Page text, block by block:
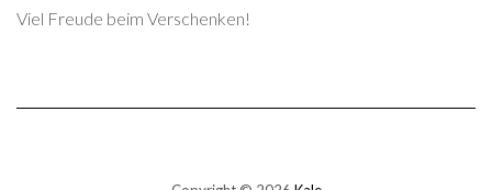
Viel Freude beim Verschenken!